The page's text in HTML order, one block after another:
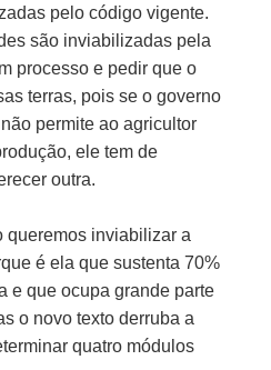
pelo código vigente.
são inviabilizadas pela
processo e pedir que o
terras, pois se o governo
permite ao agricultor
ele tem de
outra.
queremos inviabilizar a
é ela que sustenta 70%
e que ocupa grande parte
o novo texto derruba a
quatro módulos